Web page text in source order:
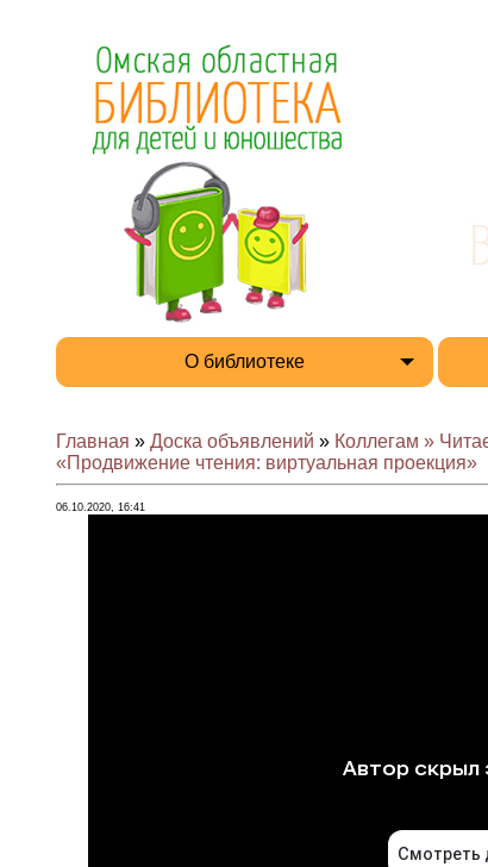
О библиотеке
Главная » Доска объявлений » Коллегам »
«Продвижение чтения: виртуальная проекция»
06.10.2020, 16:41